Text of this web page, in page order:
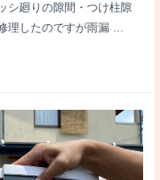
シ廻りの隙間・つけ柱隙
理したのですが雨漏 …